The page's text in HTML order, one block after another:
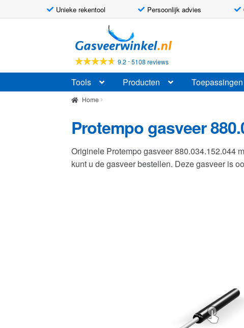
Unieke rekentool Persoonlijk advies
door
naar
navigatie
naar
de
inhoud
9.2 -5108 reviews
Tools Producten Toepassingen
Home
Protempo gasveer
Originele Protempo gasveer 880.034.152.044
kunt u de gasveer bestellen. Deze gasveer is